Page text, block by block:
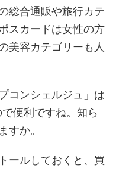
総合通販や旅行カテ
スカードは女性の方
美容カテゴリーも人
コンシェルジュ」は
便利ですね。知ら
すか。
ールしておくと、買